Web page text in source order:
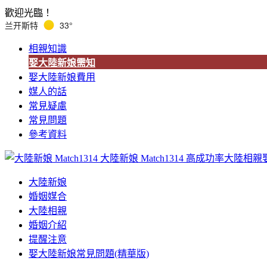
歡迎光臨！
兰开斯特 33°
相親知識
娶大陸新娘需知
娶大陸新娘費用
媒人的話
常見疑慮
常見問題
參考資料
大陸新娘 Match1314 高成功率大陸相親
大陸新娘
婚姻媒合
大陸相親
婚姻介紹
提醒注意
娶大陸新娘常見問題(精華版)